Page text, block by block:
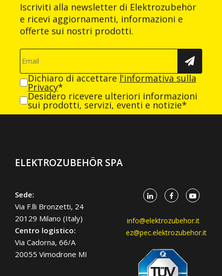
Iscriviti alla newsletter di Elektrozubehör
e ricevi aggiornamenti, informazioni e
offerte sui nostri prodotti.
Dichiaro di accettare l'informativa sulla
Privacy*
Desidero ricevere ulteriori informazioni
sui prodotti, servizi, eventi e notizie*
ELEKTROZUBEHÖR SPA
Sede:
Via F.lli Bronzetti, 24
20129 Milano (Italy)
Centro logistico:
Via Cadorna, 66/A
20055 Vimodrone MI
info@elektrozubehor.it
ez@pec.elektrozubehor.it